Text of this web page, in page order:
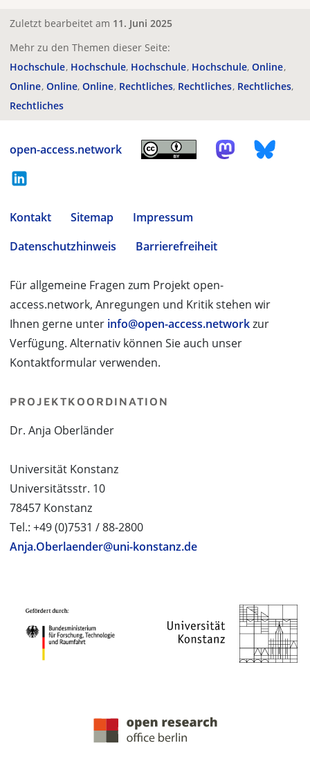
Zuletzt bearbeitet am 11. Juni 2025
Mehr zu den Themen dieser Seite:
Hochschule Hochschule Hochschule Hochschule Online
Online Online Online Rechtliches Rechtliches Rechtliches
Rechtliches
open-access.network
Kontakt Sitemap
Impressum
Datenschutzhinweis
Barrierefreiheit
Für allgemeine Fragen zum Projekt open-
access.network, Anregungen und Kritik stehen wir
Ihnen gerne unter info@open-access.networkzur
Verfügung. Alternativ können Sie auch unser
Kontaktformular verwenden.
PROJEKTKOORDINATION
Dr. Anja Oberländer
Universität Konstanz
Universitätsstr. 10
78457 Konstanz
Tel.: +49 (0)7531 / 88-2800
Anja.Oberlaender@uni-konstanz.de